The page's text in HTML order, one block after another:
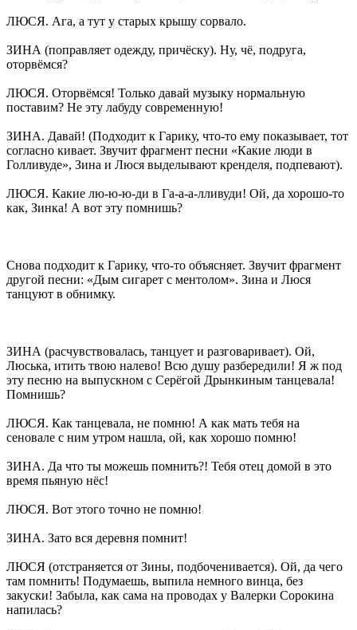
ЛЮСЯ. Ага, а тут у старых крышу сорвало.
ЗИНА (поправляет одежду, причёску). Ну, чё, подруга,
оторвёмся?
ЛЮСЯ. Оторвёмся! Только давай музыку нормальную
поставим? Не эту лабуду современную!
ЗИНА. Давай! (Подходит к Гарику, что-то ему показывает, тот
согласно кивает. Звучит фрагмент песни «Какие люди в
Голливуде», Зина и Люся выделывают кренделя, подпевают).
ЛЮСЯ. Какие лю-ю-ю-ди в Га-а-а-лливуди! Ой, да хорошо-то
как, Зинка! А вот эту помнишь?
Снова подходит к Гарику, что-то объясняет. Звучит фрагмент
другой песни: «Дым сигарет с ментолом». Зина и Люся
танцуют в обнимку.
ЗИНА (расчувствовалась, танцует и разговаривает). Ой,
Люська, итить твою налево! Всю душу разбередили! Я ж под
эту песню на выпускном с Серёгой Дрынкиным танцевала!
Помнишь?
ЛЮСЯ. Как танцевала, не помню! А как мать тебя на
сеновале с ним утром нашла, ой, как хорошо помню!
ЗИНА. Да что ты можешь помнить?! Тебя отец домой в это
время пьяную нёс!
ЛЮСЯ. Вот этого точно не помню!
ЗИНА. Зато вся деревня помнит!
ЛЮСЯ (отстраняется от Зины, подбоченивается). Ой, да чего
там помнить! Подумаешь, выпила немного винца, без
закуски! Забыла, как сама на проводах у Валерки Сорокина
напилась?